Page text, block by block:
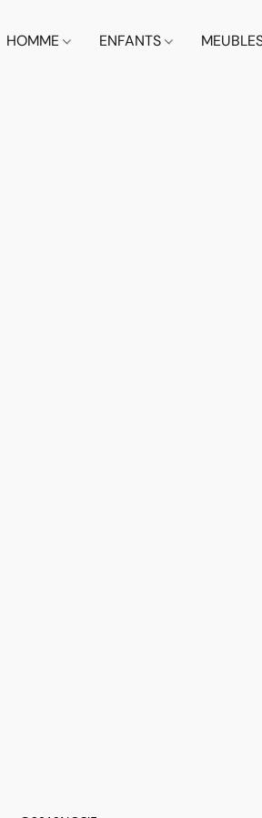
HOMME ENFANTS